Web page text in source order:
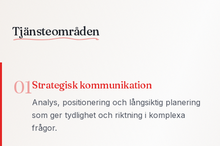
Tjänsteområden
01Strategisk kommunikation
Analys, positionering och långsiktig planering
som ger tydlighet och riktning i komplexa
frågor.